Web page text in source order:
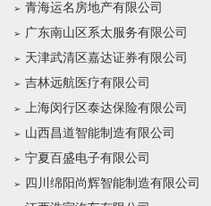
青海运名房地产有限公司
广东南山区系太服务有限公司
天津武清区嘉达证券有限公司
吉林远航医疗有限公司
上海闵行区泰达保险有限公司
山西昌道智能制造有限公司
宁夏百盛电子有限公司
四川绵阳尚辉智能制造有限公司